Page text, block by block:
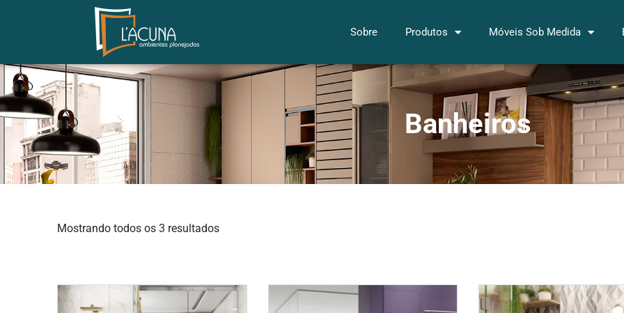
Sobre Produtos Móveis Sob Medida
Banheiros
Mostrando todos os 3 resultados